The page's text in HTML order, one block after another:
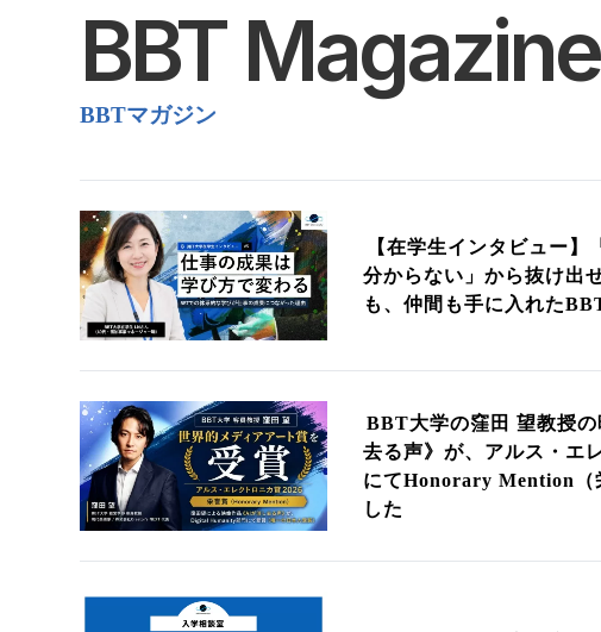
BBT Magazine
BBTマガジン
【在学生インタビュー】
分からない」から抜け出
も、仲間も手に入れた
BBT大学の窪田 望教授
去る声》が、アルス・エ
にてHonorary Mention（
した